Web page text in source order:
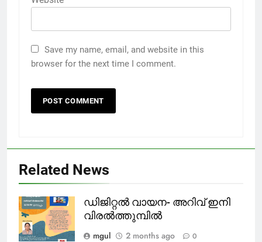
Save my name, email, and website in this
browser for the next time I comment.
Related News
ഡിജിറ്റൽ വായന- അറിവ് ഇനി
വിരൽത്തുമ്പിൽ
mgul
2 months ago 0